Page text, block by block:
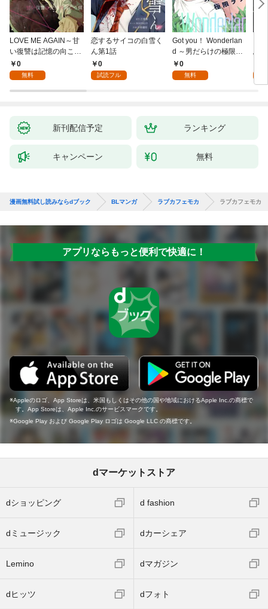
LOVE ME AGAIN～甘
い復讐は記憶の向こう
側～(1)
0
無料
恋するサイコの白雪く
ん第1話
0
試読フル
Got you！ Wonderlan
d ～男だらけの極限ラ
ブ～(1)
0
無料
鳥
新刊配信予定 ランキング
キャンペーン 無料
漫画無料試し読みならdブック BLマンガ ラブカフェモカ ラブカフェモカ
アプリならもっと便利で快適に！
Appleのロゴ、App Storeは、米国もしくはその他の国や地域におけるApple Inc.の商標で
す。App Storeは、Apple Inc.のサービスマークです。
Google Play および Google Play ロゴは Google LLC の商標です。
dマーケットストア
dショッピング d fashion
dミュージック dカーシェア
Lemino dマガジン
dヒッツ dフォト